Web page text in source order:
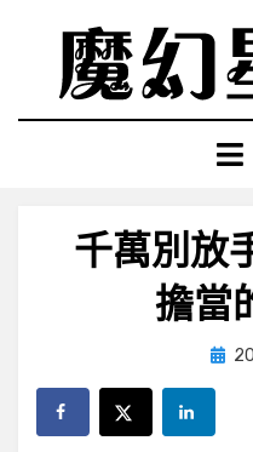
content
千萬別放
擔當
by